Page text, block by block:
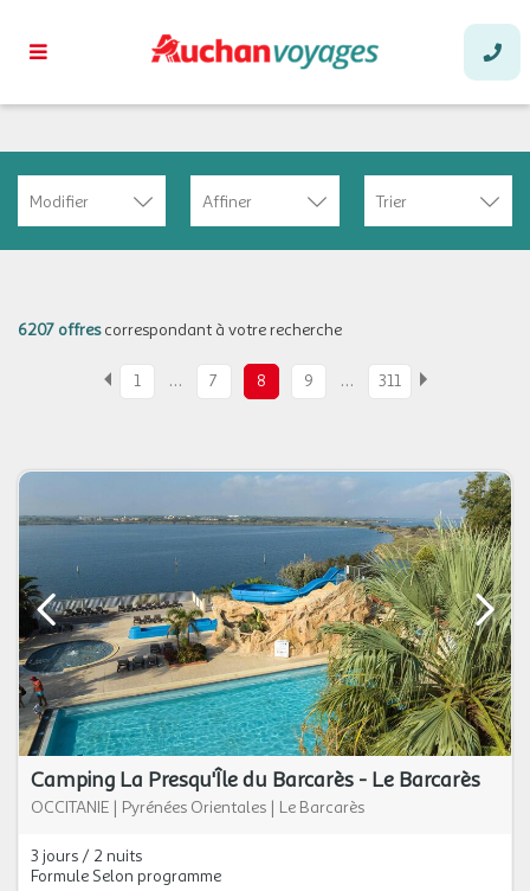
Modifier Affiner Trier
6207 offrescorrespondant à votre recherche
1 … 7 8 9 … 311
Camping La Presqu'Île du Barcarès - Le Barcarès
OCCITANIE | Pyrénées Orientales | Le Barcarès
3 jours / 2 nuits
Formule Selon programme